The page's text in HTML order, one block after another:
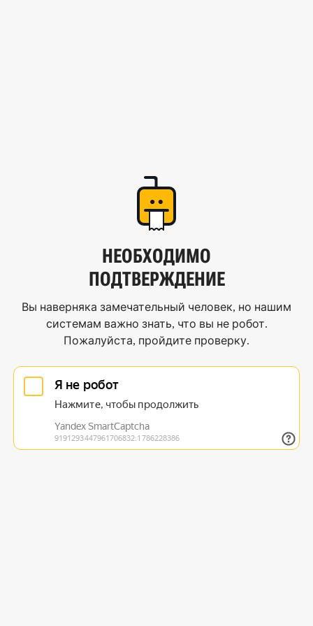
НЕОБХОДИМО
ПОДТВЕРЖДЕНИЕ
Вы наверняка замечательный человек, но нашим
системам важно знать, что вы не робот.
Пожалуйста, пройдите проверку.